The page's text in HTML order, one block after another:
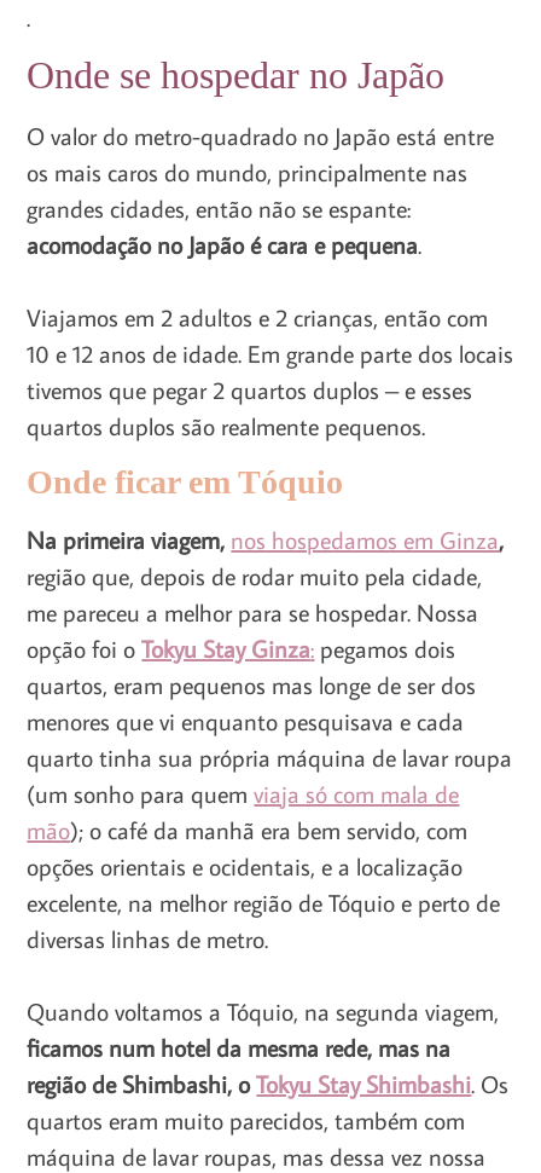
.
Onde se hospedar no Japão
O valor do metro-quadrado no Japão está entre
os mais caros do mundo, principalmente nas
grandes cidades, então não se espante:
acomodação no Japão é cara e pequena.
Viajamos em 2 adultos e 2 crianças, então com
10 e 12 anos de idade. Em grande parte dos locais
tivemos que pegar 2 quartos duplos – e esses
quartos duplos são realmente pequenos.
Onde ficar em Tóquio
Na primeira viagem, nos hospedamos em Ginza,
região que, depois de rodar muito pela cidade,
me pareceu a melhor para se hospedar. Nossa
opção foi oTokyu Stay Ginza: pegamos dois
quartos, eram pequenos mas longe de ser dos
menores que vi enquanto pesquisava e cada
quarto tinha sua própria máquina de lavar roupa
(um sonho para quemviaja só com mala de
mão); o café da manhã era bem servido, com
opções orientais e ocidentais, e a localização
excelente, na melhor região de Tóquio e perto de
diversas linhas de metro.
Quando voltamos a Tóquio, na segunda viagem,
ficamos num hotel da mesma rede, mas na
região de Shimbashi, oTokyu Stay Shimbashi. Os
quartos eram muito parecidos, também com
máquina de lavar roupas, mas dessa vez nossa